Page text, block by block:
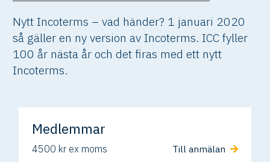
Nytt Incoterms – vad händer? 1 januari 2020
så gäller en ny version av Incoterms. ICC fyller
100 år nästa år och det firas med ett nytt
Incoterms.
Medlemmar
4500 kr ex moms Till anmälan